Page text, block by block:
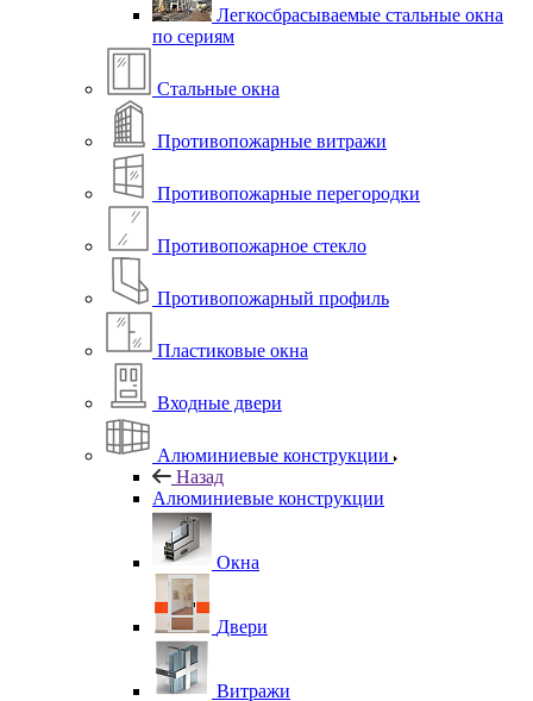
Легкосбрасываемые стальные окна
по сериям
Стальные окна
Противопожарные витражи
Противопожарные перегородки
Противопожарное стекло
Противопожарный профиль
Пластиковые окна
Входные двери
Алюминиевые конструкции
Назад
Алюминиевые конструкции
Окна
Двери
Витражи